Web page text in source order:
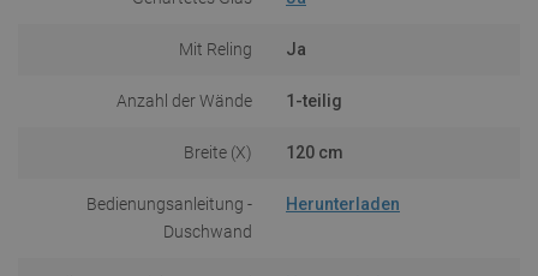
Mit Reling Ja
Anzahl der Wände 1-teilig
Breite (X) 120 cm
Bedienungsanleitung -
Duschwand
Herunterladen